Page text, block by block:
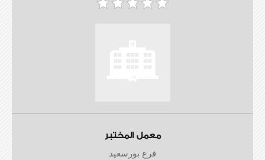
معمل المختبر
فرع بورسعيد